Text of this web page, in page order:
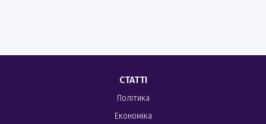
СТАТТІ
Політика
Економіка